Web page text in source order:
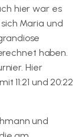
hier war es
Maria und
haben.
Hier
11:21 und 20:22
und